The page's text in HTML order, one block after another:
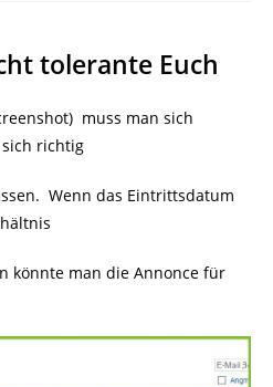
tolerante Euch
muss man sich
richtig
Wenn das Eintrittsdatum
könnte man die Annonce für